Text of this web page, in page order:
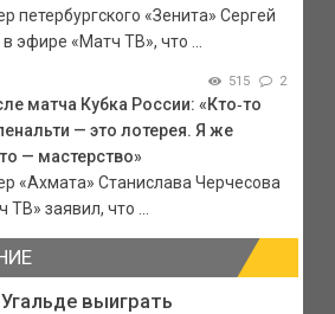
петербургского «Зенита» Сергей
эфире «Матч ТВ», что ...
515 2
матча Кубка России: «Кто‑то
— это лотерея. Я же
— мастерство»
«Ахмата» Станислава Черчесова
заявил, что ...
выиграть